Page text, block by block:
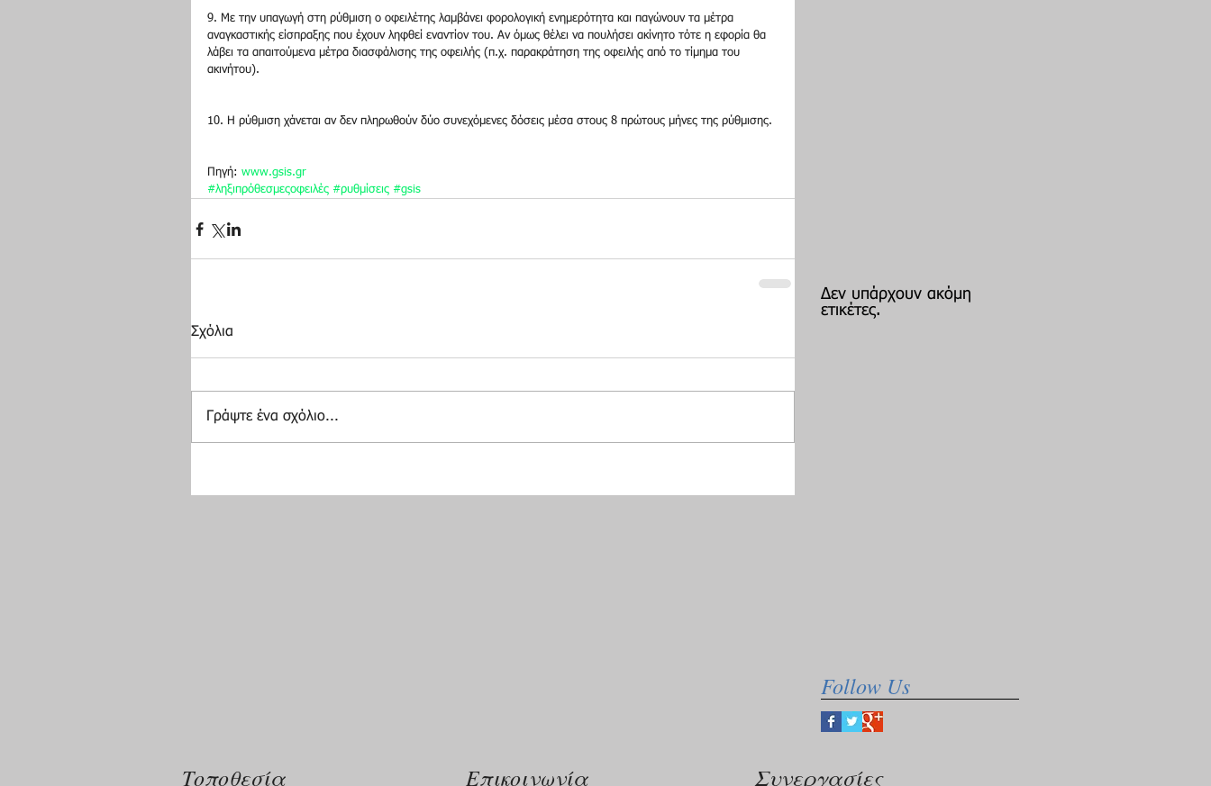
9. Με την υπαγωγή στη ρύθμιση ο οφειλέτης λαμβάνει φορολογική ενημερότητα και παγώνουν τα μέτρα
αναγκαστικής είσπραξης που έχουν ληφθεί εναντίον του. Αν όμως θέλει να πουλήσει ακίνητο τότε η εφορία θα
λάβει τα απαιτούμενα μέτρα διασφάλισης της οφειλής (π.χ. παρακράτηση της οφειλής από το τίμημα του
ακινήτου).
10. Η ρύθμιση χάνεται αν δεν πληρωθούν δύο συνεχόμενες δόσεις μέσα στους 8 πρώτους μήνες της ρύθμισης.
Πηγή: www.gsis.gr
#ληξιπρόθεσμεςοφειλές #ρυθμίσεις #gsis
Σχόλια
Γράψτε ένα σχόλιο...
Δεν υπάρχουν ακόμη
ετικέτες.
Follow Us
Τοποθεσία Επικοινωνία Συνεργασίες